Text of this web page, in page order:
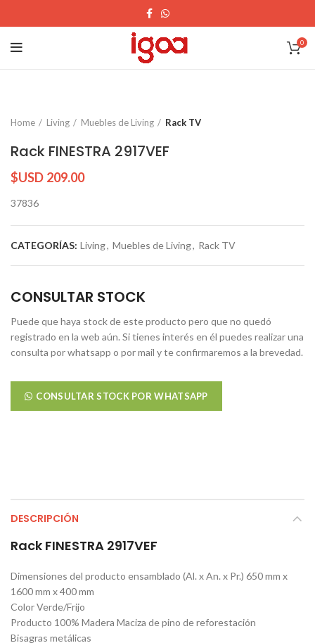
0
Home Living Muebles de Living Rack TV
Rack FINESTRA 2917VEF
$USD 209.00
37836
CATEGORÍAS: Living, Muebles de Living, Rack TV
CONSULTAR STOCK
Puede que haya stock de este producto pero que no quedó
registrado en la web aún. Si tienes interés en él puedes realizar una
consulta por whatsapp o por mail y te confirmaremos a la brevedad.
CONSULTAR STOCK POR WHATSAPP
DESCRIPCIÓN
Rack FINESTRA 2917VEF
Dimensiones del producto ensamblado (Al. x An. x Pr.) 650 mm x
1600 mm x 400 mm
Color Verde/Frijo
Producto 100% Madera Maciza de pino de reforestación
Bisagras metálicas